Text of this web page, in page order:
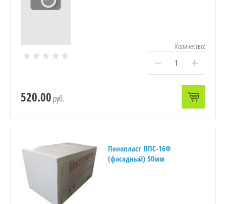
Количество:
− +
520.00 руб.
Пенопласт ППС-16Ф
(фасадный) 50мм